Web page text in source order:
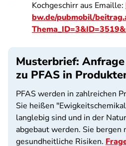
Kochgeschirr aus Emaille:
bw.de/pubmobil/
Musterbrief:
zu PFAS in
PFAS werden in zahlreichen
Sie heißen
langlebig sind und in der
abgebaut werden. Sie bergen
gesundheitliche Risiken.